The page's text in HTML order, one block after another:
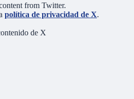
from Twitter.
política de privacidad de X.
de X